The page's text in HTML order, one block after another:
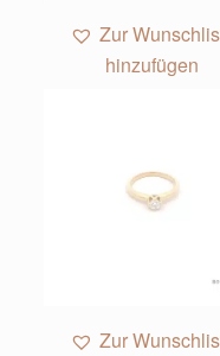
Zur
hinzufügen
Zur